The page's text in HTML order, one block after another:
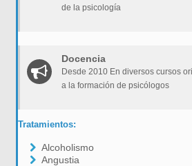
de la psicología
Docencia
Desde 2010 En diversos cursos
a la formación de psicólogos
Tratamientos:
Alcoholismo
Angustia